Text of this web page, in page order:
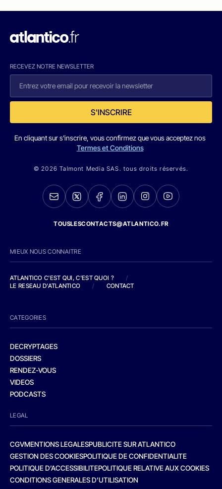
RECEVEZ NOTRE NEWSLETTER
S'INSCRIRE
En cliquant sur s'inscrire, vous confirmez que vous acceptez nos
Termes et Conditions
© 2026 Talmont Media SAS. tous droits réservés.
TOUSLESCONTACTS@ATLANTICO.FR
MIEUX NOUS CONNAITRE
ATLANTICO C'EST QUI, C'EST QUOI ?
/
LE RESEAU D'ATLANTICO
/ CONTACT
CATEGORIES
DECRYPTAGES
DOSSIERS
RENDEZ-VOUS
VIDEOS
PODCASTS
LEGAL
CGVMENTIONS LEGALESPUBLICITE SUR ATLANTICO
GESTION DES COOKIESPOLITIQUE DE CONFIDENTIALITE
POLITIQUE D’ACCESSIBILITEPOLITIQUE RELATIVE AUX COOKIES
CONDITIONS GENERALES D’UTILISATION